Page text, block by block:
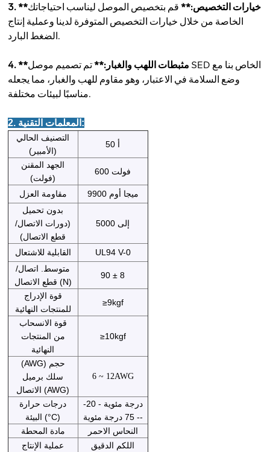
3. **خيارات التخصيص:**قم بتخصيص الموصل ليناسب احتياجاتك
الخاصة من خلال خيارات التخصيص المتوفرة لدينا وعملية إنتاج
الضغط البارد.
4. **مثبطات اللهب والغبار:**تم تصميم موصل SED الخاص بنا مع
وضع السلامة في الاعتبار، وهو مقاوم للهب والغبار، مما يجعله
مناسبًا لبيئات مختلفة.
2. المعلمات التقنية:
التصنيف الحالي
(الأمبير)
50 أ
الجهد المقنن
(فولت)
600 فولت
مقاومة العزل
9900 ميجا أوم
بدون تحميل
(دورات الاتصال/
قطع الاتصال)
إلى 5000
القابلية للاشتعال
UL94 V-0
متوسط. اتصال/
قطع الاتصال (N)
90 ± 8
قوة الإدراج
للمنتجات النهائية
≥9kgf
قوة الانسحاب
من المنتجات
النهائية
≥10kgf
(AWG) حجم
سلك برميل
الاتصال (AWG)
6 ~ 12AWG
درجات حرارة
البيئة (°C)
-20 درجة مئوية -
-- 75 درجة مئوية
مادة المحطة
النحاس الاحمر
عملية الإنتاج
اللكم الدقيق